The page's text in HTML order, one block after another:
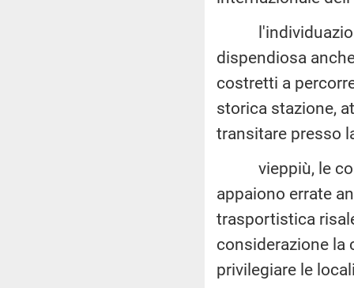
l'individuazione
dispendiosa
costretti a
storica stazione,
transitare presso
vieppiù, le
appaiono errate
trasportistica
considerazione la
privilegiare le